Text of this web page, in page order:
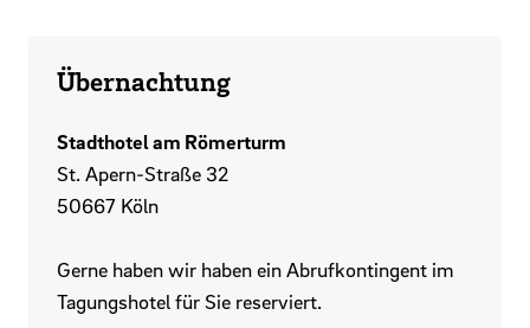
Übernachtung
Stadthotel am Römerturm
St. Apern-Straße 32
50667 Köln
Gerne haben wir haben ein Abrufkontingent im
Tagungshotel für Sie reserviert.